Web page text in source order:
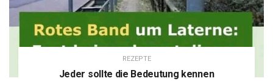
REZEPTE
Jeder sollte die Bedeutung kennen